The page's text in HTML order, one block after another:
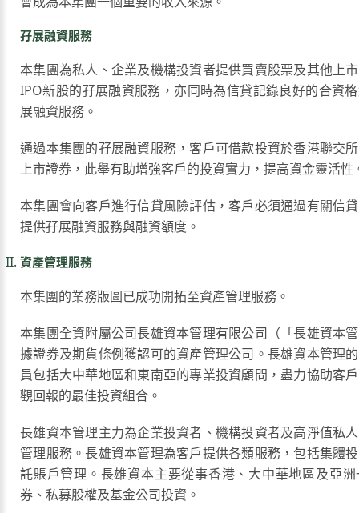
孖展融資服務
本集團為私人、企業及機構投資者提供買賣股票及其他上
IPO新股的孖展融資服務，亦同時為信貸記錄良好的合資
展融資服務。
通過本集團的孖展融資服務，客戶可借款投資於香港聯交
上市證券，此舉有助增強客戶的投資實力，提高資金靈活性
本集團會向客戶進行信貸風險評估，客戶必須通過有關信
提供孖展融資服務與融資額度。
資產管理服務
本集團的業務版圖已成功開拓至資產管理服務。
本集團全資附屬公司長雄資本管理有限公司（「長雄資本
據證券及期貨條例獲認可的資產管理公司。長雄資本管理
員包括大中華地區和東南亞的專業投資顧問，盡力協助客
觀回報的最佳投資組合。
長雄資本管理主力為企業投資者、機構投資者及高淨值私
管理服務。長雄資本管理為客戶提供各類服務，包括集體
託賬戶管理。長雄資本主要從事香港、大中華地區及亞
券、私募股權及基金公司投資。